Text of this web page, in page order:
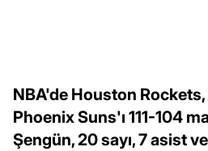
NBA'de Houston
Phoenix Suns'ı 111-104
Şengün, 20 sayı, 7 asist